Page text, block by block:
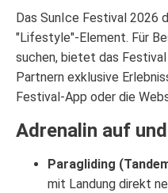
Das SunIce Festival 2026
"Lifestyle"-Element. Für
suchen, bietet das
Partnern exklusive
Festival-App oder die
Adrenalin auf
Paragliding
mit Landung direkt